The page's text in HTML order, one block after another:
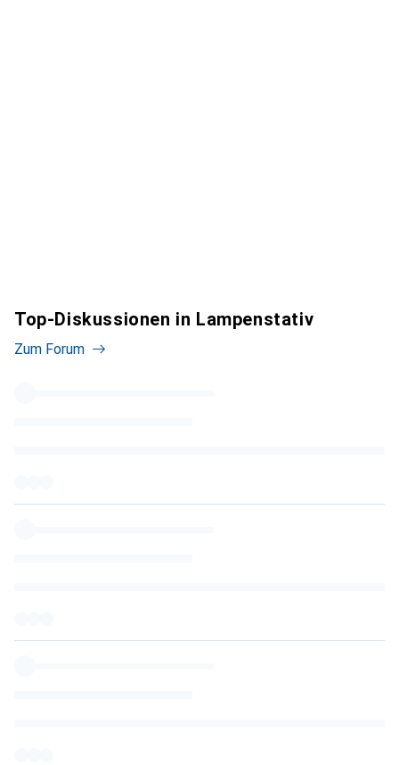
Top-Diskussionen in Lampenstativ
Zum Forum